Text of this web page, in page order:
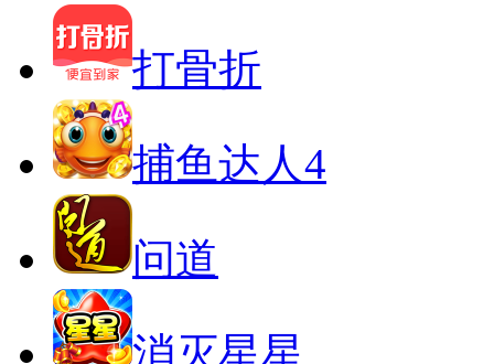
打骨折
捕鱼达人4
问道
消灭星星